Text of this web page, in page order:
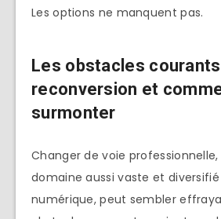
Les options ne manquent pas.
Les obstacles
reconversion et
surmonter
Changer de voie
domaine aussi vaste et
numérique, peut sembler